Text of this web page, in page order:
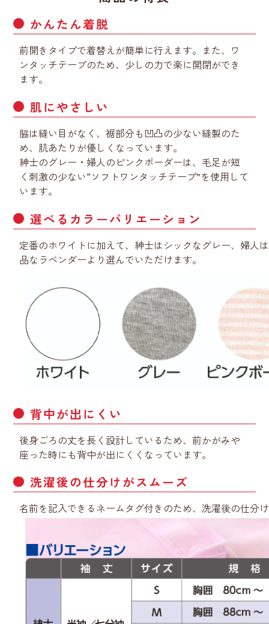
かんたん着脱
前開きタイプで着替えが簡単に行えます。また、ワ
ンタッチテープのため、少しの力で楽に開閉ができ
ます。
肌にやさしい
脇は縫い目がなく、裾部分も凹凸の少ない縫製のた
め、肌あたりが優しくなっています。
紳士のグレー・婦人のピンクボーダーは、毛足が短
く刺激の少ない“ソフトワンタッチテープ”を使用して
います。
選べるカラーバリエーション
定番のホワイトに加えて、紳士はシックなグレー、婦人
品なラベンダーより選んでいただけます。
背中が出にくい
後身ごろの丈を長く設計しているため、前かがみや
座った時にも背中が出にくくなっています。
洗濯後の仕分けがスムーズ
名前を記入できるネームタグ付きのため、洗濯後の仕分